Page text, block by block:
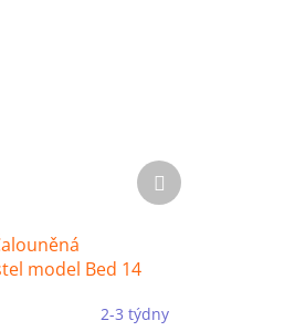
model Bed 14
2-3 týdny
Další
produkt